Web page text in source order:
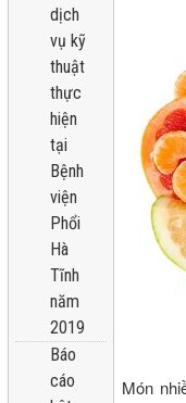
dịch
vụ kỹ
thuật
thực
hiện
tại
Bệnh
viện
Phổi
Hà
Tĩnh
năm
2019
Báo
cáo
Món